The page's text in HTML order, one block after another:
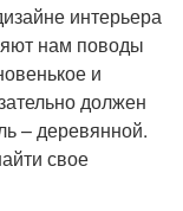
интерьера
нам поводы
и
должен
– деревянной.
свое